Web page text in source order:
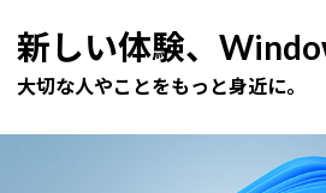
新しい体験、
大切な人やことをもっと身近に。